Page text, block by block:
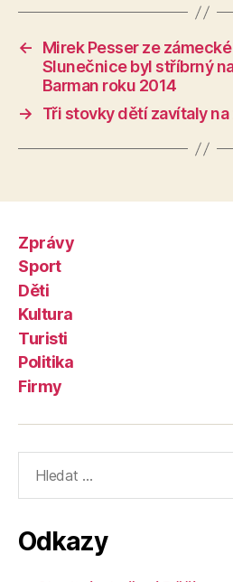
←
Mirek Pesser ze
Slunečnice byl stříbrný
Barman roku 2014
→
Tři stovky dětí zavítaly
Zprávy
Sport
Děti
Kultura
Turisti
Politika
Firmy
vyhledávání:
Odkazy